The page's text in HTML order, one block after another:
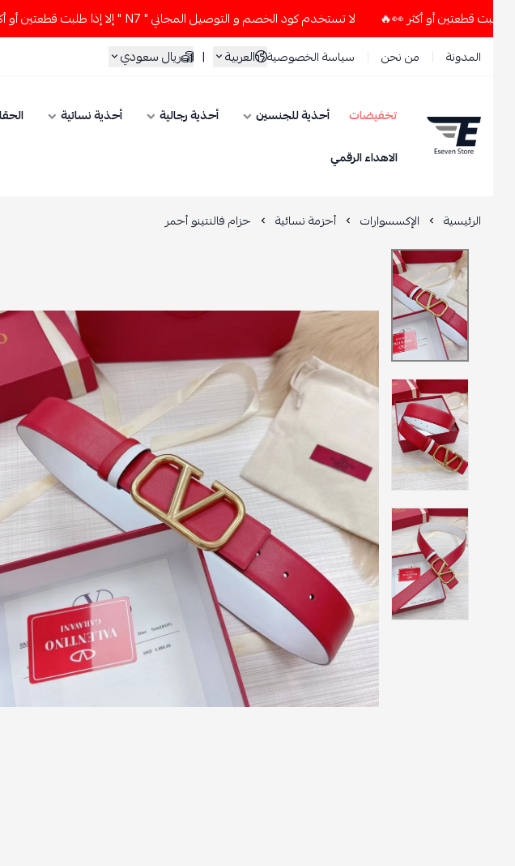
لا تستخدم كود الخصم و التوصيل المجاني " N7 " إلا إذا طلبت قطعتين أو أكثر 👀🔥
المدونة من نحن سياسة الخصوصية العربية | ريال سعودي
ESEVEN STORE
تخفيضات أحذية للجنسين أحذية رجالية أحذية نسائية الحقائب
الاهداء الرقمي
الرئيسية الإكسسوارات أحزمة نسائية حزام فالنتينو أحمر